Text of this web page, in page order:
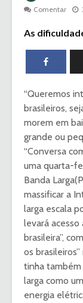
Comentar
As
“Queremos
brasileiros,
morem em
grande ou
“Conversa
uma quarta-
Banda
massificar a
larga escala
levará
brasileira”,
os
tinha
larga como
energia